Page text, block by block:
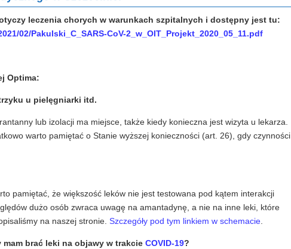
leczenia chorych w warunkach szpitalnych i dostępny jest tu:
02/Pakulski_C_SARS-CoV-2_w_OIT_Projekt_2020_05_11.pdf
Optima:
u pielęgniarki itd.
lub izolacji ma miejsce, także kiedy konieczna jest wizyta u lekarza.
warto pamiętać o Stanie wyższej konieczności (art. 26), gdy czynności
pamiętać, że większość leków nie jest testowana pod kątem interakcji
dużo osób zwraca uwagę na amantadynę, a nie na inne leki, które
na naszej stronie. Szczegóły pod tym linkiem w schemacie.
brać leki na objawy w trakcie COVID-19?